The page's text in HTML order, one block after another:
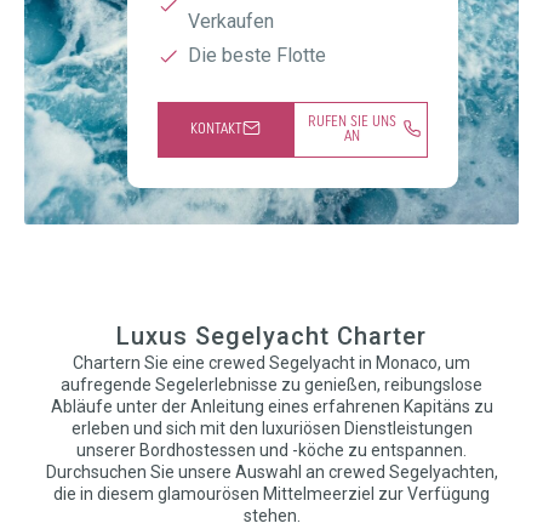
Verkaufen
Die beste Flotte
KONTAKT
RUFEN SIE UNS
AN
Luxus Segelyacht Charter
Chartern Sie eine crewed Segelyacht in Monaco, um
aufregende Segelerlebnisse zu genießen, reibungslose
Abläufe unter der Anleitung eines erfahrenen Kapitäns zu
erleben und sich mit den luxuriösen Dienstleistungen
unserer Bordhostessen und -köche zu entspannen.
Durchsuchen Sie unsere Auswahl an crewed Segelyachten,
die in diesem glamourösen Mittelmeerziel zur Verfügung
stehen.